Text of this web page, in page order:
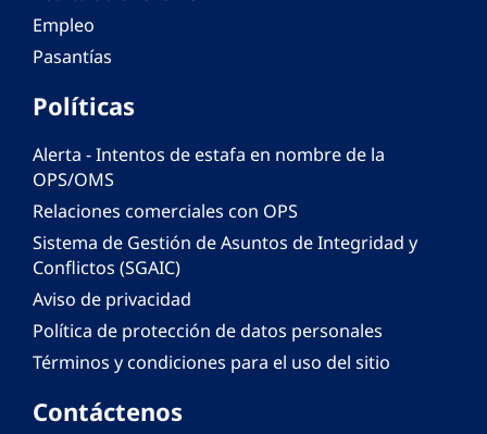
Empleo
Pasantías
Políticas
Alerta - Intentos de estafa en nombre de la
OPS/OMS
Relaciones comerciales con OPS
Sistema de Gestión de Asuntos de Integridad y
Conflictos (SGAIC)
Aviso de privacidad
Política de protección de datos personales
Términos y condiciones para el uso del sitio
Contáctenos